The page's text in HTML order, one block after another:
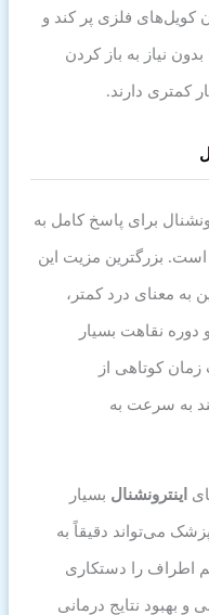
کویل‌های فلزی پر کند و
نیاز به باز کردن
کمتری دارند.
برای پاسخ کامل به
بزرگترین مزیت این
معنای درد کمتر،
نقاهت بسیار
کوتاهی از
به سرعت به
اینترونشنال بسیار
می‌تواند دقیقاً به
اطراف را دستکاری
بهبود نتایج درمانی